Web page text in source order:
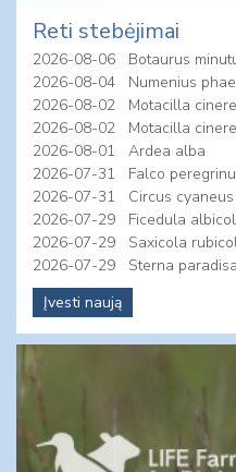
Reti stebėjimai
2026-08-06
Botaurus
2026-08-04
Numenius
2026-08-02
Motacilla
2026-08-02
Motacilla
2026-08-01
Ardea alba
2026-07-31
Falco
2026-07-31
Circus cyaneus
2026-07-29
Ficedula
2026-07-29
Saxicola
2026-07-29
Sterna
Įvesti naują